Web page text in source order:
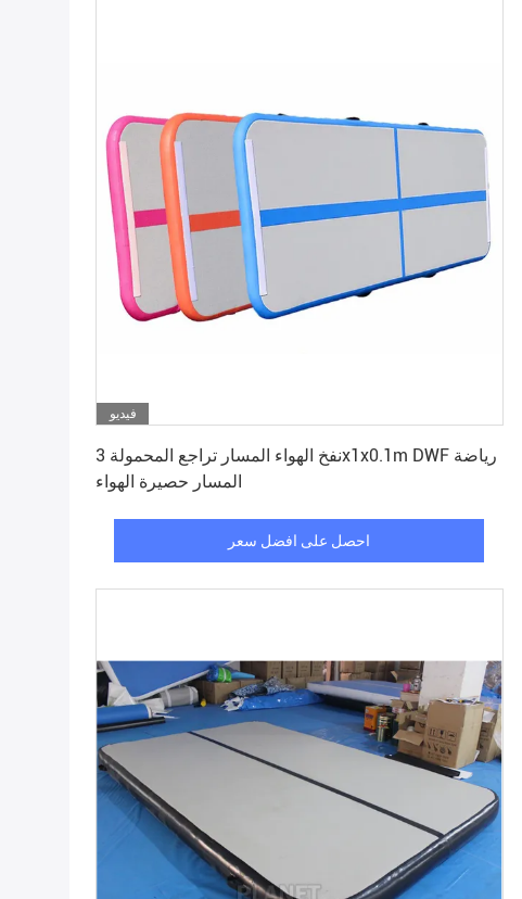
فيديو
نفخ الهواء المسار تراجع المحمولة 3x1x0.1m DWF رياضة
المسار حصيرة الهواء
احصل على افضل سعر